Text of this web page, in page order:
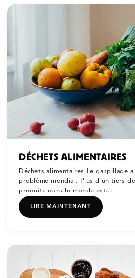
DÉCHETS ALIMENTAIRES
Déchets alimentaires Le gaspillage
problème mondial. Plus d'un tiers
produite dans le monde est...
LIRE MAINTENANT